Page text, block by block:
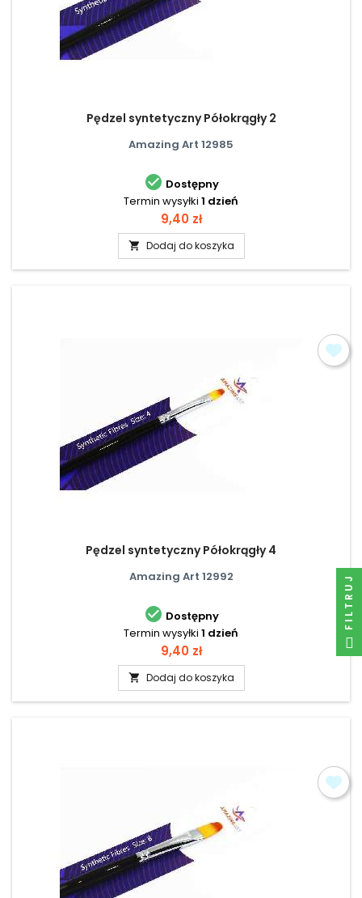
Pędzel syntetyczny Półokrągły 2
Amazing Art 12985
 Dostępny
Termin wysyłki 1 dzień
Cena
9,40 zł
 Dodaj do koszyka
Pędzel syntetyczny Półokrągły 4
Amazing Art 12992
 Dostępny
Termin wysyłki 1 dzień
Cena
9,40 zł
 Dodaj do koszyka
FILTRUJ